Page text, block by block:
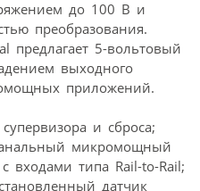
до 100 В и
преобразования.
предлагает 5-вольтовый
выходного
приложений.
и сброса;
микромощный
входами типа Rail-to-Rail;
датчик